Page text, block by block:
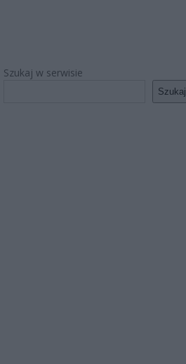
Szukaj w serwisie
Szukaj